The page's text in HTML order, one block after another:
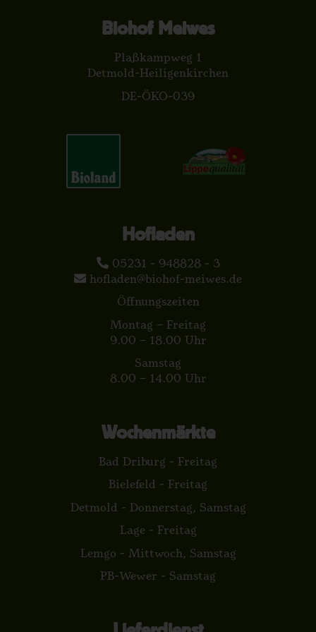
Biohof Meiwes
Plaßkampweg 1
Detmold-Heiligenkirchen
DE-ÖKO-039
Hofladen
05231 - 948828 - 3
hofladen@biohof-meiwes.de
Öffnungszeiten
Montag – Freitag
9.00 – 18.00 Uhr
Samstag
8.00 – 14.00 Uhr
Wochenmärkte
Bad Driburg - Freitag
Bielefeld - Freitag
Detmold - Donnerstag, Samstag
Lage - Freitag
Lemgo - Mittwoch, Samstag
PB-Wewer - Samstag